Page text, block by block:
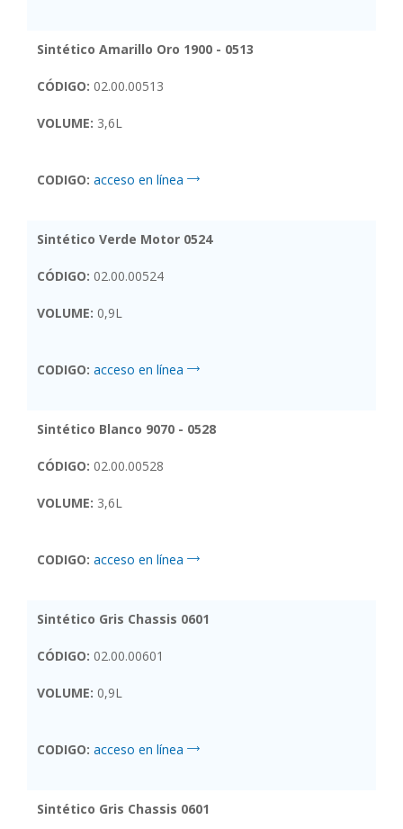
Sintético Amarillo Oro 1900 - 0513
CÓDIGO: 02.00.00513
VOLUME: 3,6L
CODIGO: acceso en línea
Sintético Verde Motor 0524
CÓDIGO: 02.00.00524
VOLUME: 0,9L
CODIGO: acceso en línea
Sintético Blanco 9070 - 0528
CÓDIGO: 02.00.00528
VOLUME: 3,6L
CODIGO: acceso en línea
Sintético Gris Chassis 0601
CÓDIGO: 02.00.00601
VOLUME: 0,9L
CODIGO: acceso en línea
Sintético Gris Chassis 0601